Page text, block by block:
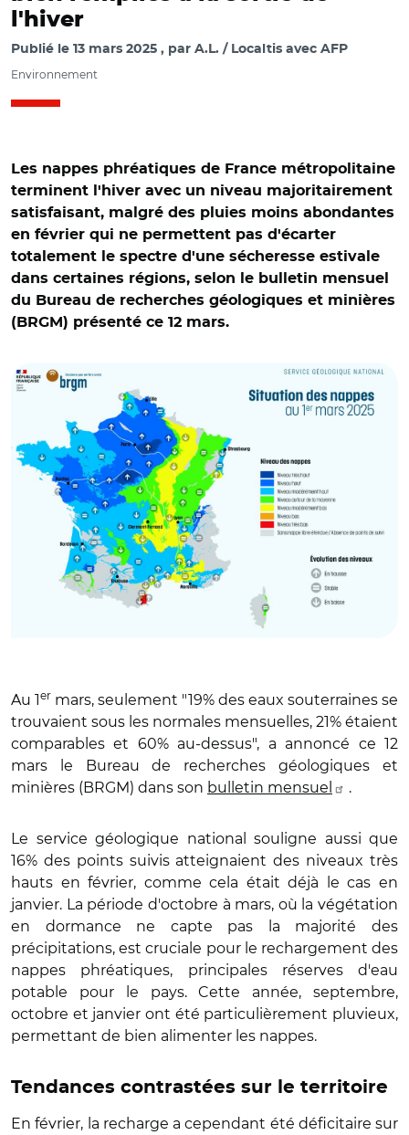
l'hiver
Publié le 13 mars 2025 par A.L. / Localtis avec AFP
Environnement
Les nappes phréatiques de France métropolitaine
terminent l'hiver avec un niveau majoritairement
satisfaisant, malgré des pluies moins abondantes
en février qui ne permettent pas d'écarter
totalement le spectre d'une sécheresse estivale
dans certaines régions, selon le bulletin mensuel
du Bureau de recherches géologiques et minières
(BRGM) présenté ce 12 mars.
Au 1er mars, seulement "19% des eaux souterraines se
trouvaient sous les normales mensuelles, 21% étaient
comparables et 60% au-dessus", a annoncé ce 12
mars le Bureau de recherches géologiques et
minières (BRGM) dans son bulletin mensuel .
Le service géologique national souligne aussi que
16% des points suivis atteignaient des niveaux très
hauts en février, comme cela était déjà le cas en
janvier. La période d'octobre à mars, où la végétation
en dormance ne capte pas la majorité des
précipitations, est cruciale pour le rechargement des
nappes phréatiques, principales réserves d'eau
potable pour le pays. Cette année, septembre,
octobre et janvier ont été particulièrement pluvieux,
permettant de bien alimenter les nappes.
Tendances contrastées sur le territoire
En février, la recharge a cependant été déficitaire sur